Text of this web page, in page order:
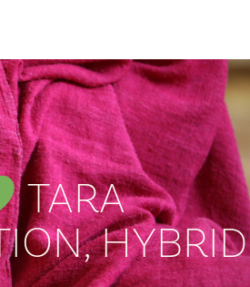
TARA
HYBRID